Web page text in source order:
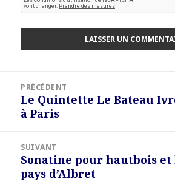
l’article
PRÉCÉDENT
Article
précédent :
Le Quintette Le Bateau
à Paris
SUIVANT
Article
suivant :
Sonatine pour hautbois et
pays d’Albret